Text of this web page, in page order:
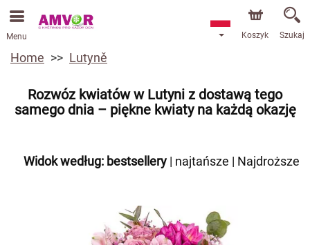
Menu Koszyk Szukaj
Home Lutyně
Rozwóz kwiatów w Lutyni z dostawą tego
samego dnia – piękne kwiaty na każdą okazję
Widok według: bestsellery | najtańsze | Najdroższe